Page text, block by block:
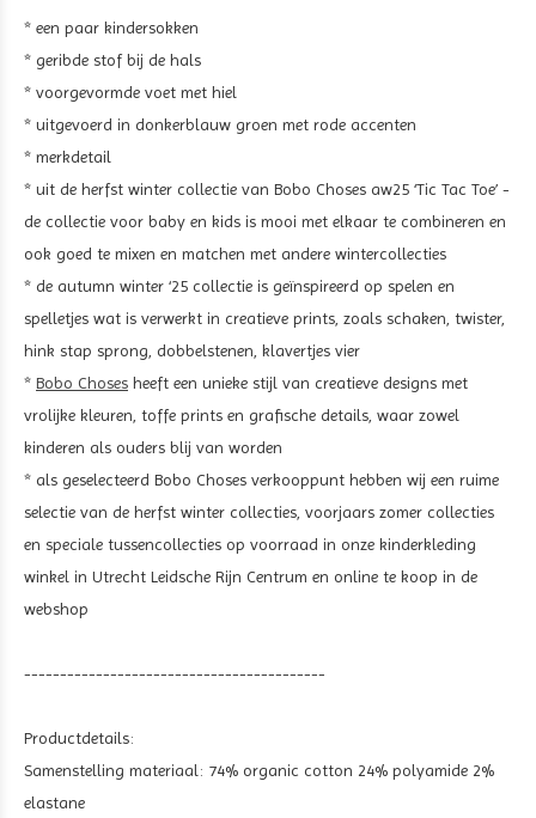
* een paar kindersokken
* geribde stof bij de hals
* voorgevormde voet met hiel
* uitgevoerd in donkerblauw groen met rode accenten
* merkdetail
* uit de herfst winter collectie van Bobo Choses aw25 ‘Tic Tac Toe’ -
de collectie voor baby en kids is mooi met elkaar te combineren en
ook goed te mixen en matchen met andere wintercollecties
* de autumn winter ‘25 collectie is geïnspireerd op spelen en
spelletjes wat is verwerkt in creatieve prints, zoals schaken, twister,
hink stap sprong, dobbelstenen, klavertjes vier
* Bobo Choses heeft een unieke stijl van creatieve designs met
vrolijke kleuren, toffe prints en grafische details, waar zowel
kinderen als ouders blij van worden
* als geselecteerd Bobo Choses verkooppunt hebben wij een ruime
selectie van de herfst winter collecties, voorjaars zomer collecties
en speciale tussencollecties op voorraad in onze kinderkleding
winkel in Utrecht Leidsche Rijn Centrum en online te koop in de
webshop
------------------------------------------
Productdetails:
Samenstelling materiaal: 74% organic cotton 24% polyamide 2%
elastane